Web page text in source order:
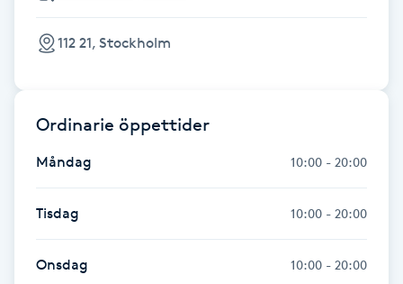
Healing
Herrklippning
112 21, Stockholm
Ordinarie öppettider
Måndag 10:00 - 20:00
Tisdag 10:00 - 20:00
Onsdag 10:00 - 20:00